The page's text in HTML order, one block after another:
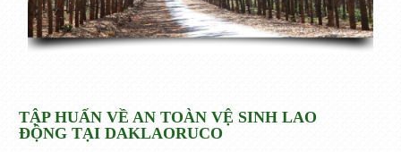
TẬP HUẤN VỀ AN TOÀN VỆ SINH LAO
ĐỘNG TẠI DAKLAORUCO